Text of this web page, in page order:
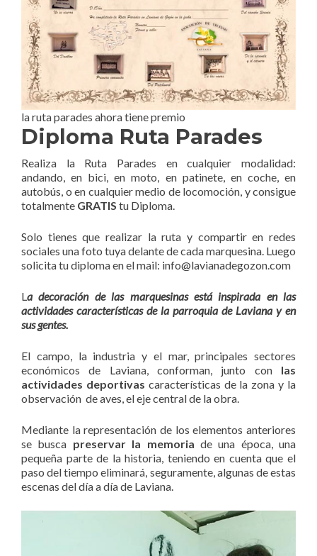
la ruta parades ahora tiene premio
Diploma Ruta Parades
Realiza la Ruta Parades en cualquier modalidad:
andando, en bici, en moto, en patinete, en coche, en
autobús, o en cualquier medio de locomoción, y consigue
totalmente GRATIS tu Diploma.
Solo tienes que realizar la ruta y compartir en redes
sociales una foto tuya delante de cada marquesina. Luego
solicita tu diploma en el mail: info@lavianadegozon.com
La decoración de las marquesinas está inspirada en las
actividades características de la parroquia de Laviana y en
sus gentes.
El campo, la industria y el mar, principales sectores
económicos de Laviana, conforman, junto con las
actividades deportivas características de la zona y la
observación de aves, el eje central de la obra.
Mediante la representación de los elementos anteriores
se busca preservar la memoria de una época, una
pequeña parte de la historia, teniendo en cuenta que el
paso del tiempo eliminará, seguramente, algunas de estas
escenas del día a día de Laviana.